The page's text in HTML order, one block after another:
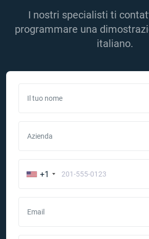
I nostri specialisti ti
programmare una
italiano.
Il tuo nome
Azienda
+1
Email